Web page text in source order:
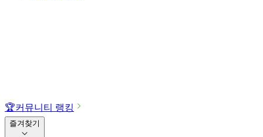
🏆커뮤니티 랭킹
즐겨찾기